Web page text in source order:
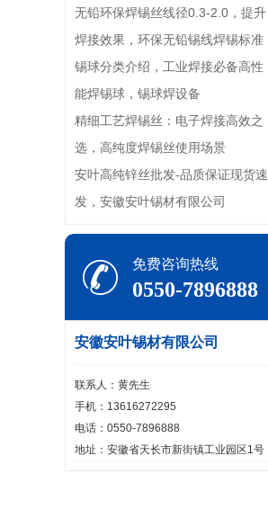
无铅环保焊锡丝线径0.3-2.0，提升
焊接效果，环保无铅锡线焊锡标准
锡球分类介绍，工业焊接必备高性
能焊锡球，锡球焊设备
精细工艺焊锡丝：电子焊接高效之
选，高纯度焊锡丝使用场景
安叶高纯锌丝批发-品质保证现货速
发，安徽安叶锡材有限公司
免费咨询热线
0550-7896888
安徽安叶锡材有限公司
联系人：黄先生
手机：13616272295
电话：0550-7896888
地址：安徽省天长市新街镇工业园区1号